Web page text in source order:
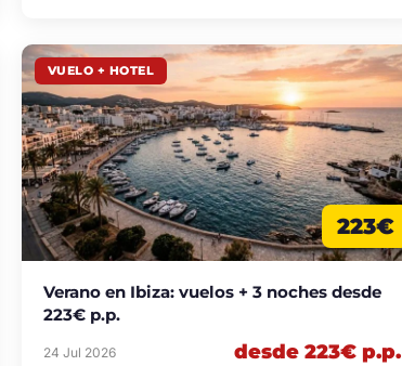
VUELO + HOTEL
223€
Verano en Ibiza: vuelos + 3 noches desde
223€ p.p.
24 Jul 2026 desde 223€ p.p.